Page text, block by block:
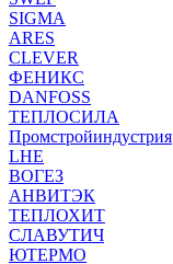
SIGMA
ARES
CLEVER
ФЕНИКС
DANFOSS
ТЕПЛОСИЛА
Промстройиндустрия
LHE
ВОГЕЗ
АНВИТЭК
ТЕПЛОХИТ
СЛАВУТИЧ
ЮТЕРМО